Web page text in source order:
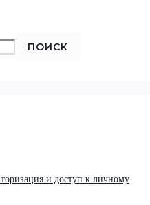
ПОИСК
и доступ к личному